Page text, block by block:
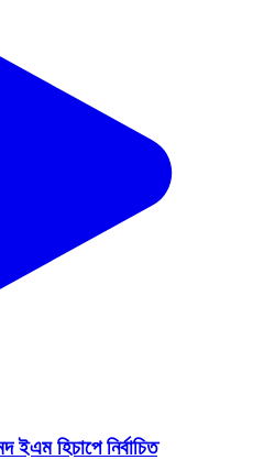
হিচাপে নিৰ্বাচিত